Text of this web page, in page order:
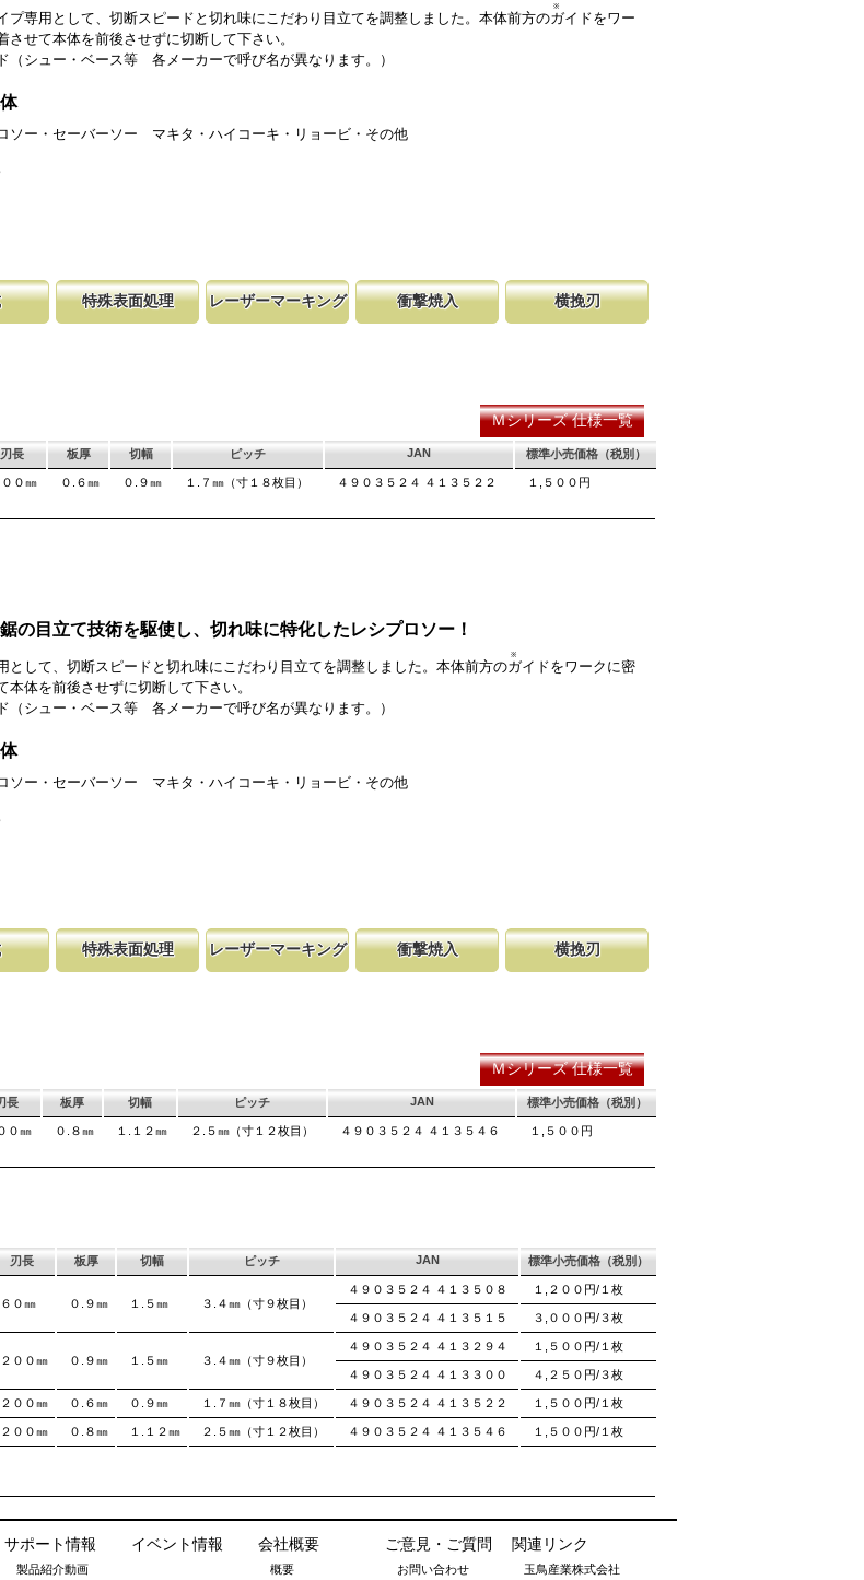
プ専用として、切断スピードと切れ味にこだわり目立てを調整しました。本体前方のガイド
※
をワー
させて本体を前後させずに切断して下さい。
（シュー・ベース等 各メーカーで呼び名が異なります。）
ソー・セーバーソー マキタ・ハイコーキ・リョービ・その他
入時の切れ味が復活
）に替刃品番を明記
特殊表面処理 レーザーマーキング 衝撃焼入 横挽刃
Ｍシリーズ 仕様一覧
刃長 板厚 切幅 ピッチ JAN 標準小売価格（税別）
００㎜ ０.６㎜ ０.９㎜ １.７㎜（寸１８枚目） ４９０３５２４ ４１３５２２ １,５００円
の目立て技術を駆使し、切れ味に特化したレシプロソー！
として、切断スピードと切れ味にこだわり目立てを調整しました。本体前方のガイド
※
をワークに密
本体を前後させずに切断して下さい。
（シュー・ベース等 各メーカーで呼び名が異なります。）
ソー・セーバーソー マキタ・ハイコーキ・リョービ・その他
入時の切れ味が復活
）に替刃品番を明記
特殊表面処理 レーザーマーキング 衝撃焼入 横挽刃
Ｍシリーズ 仕様一覧
長 板厚 切幅 ピッチ JAN 標準小売価格（税別）
０㎜ ０.８㎜ １.１２㎜ ２.５㎜（寸１２枚目） ４９０３５２４ ４１３５４６ １,５００円
刃長 板厚 切幅 ピッチ JAN 標準小売価格（税別）
６０㎜
０.９㎜ １.５㎜ ３.４㎜（寸９枚目）
４９０３５２４ ４１３５０８ １,２００円/１枚
４９０３５２４ ４１３５１５ ３,０００円/３枚
２００㎜
０.９㎜ １.５㎜ ３.４㎜（寸９枚目）
４９０３５２４ ４１３２９４ １,５００円/１枚
４９０３５２４ ４１３３００ ４,２５０円/３枚
２００㎜ ０.６㎜ ０.９㎜ １.７㎜（寸１８枚目） ４９０３５２４ ４１３５２２ １,５００円/１枚
２００㎜ ０.８㎜ １.１２㎜ ２.５㎜（寸１２枚目） ４９０３５２４ ４１３５４６ １,５００円/１枚
サポート情報
製品紹介動画
イベント情報 会社概要
概要
ご意見・ご質問
お問い合わせ
関連リンク
玉鳥産業株式会社